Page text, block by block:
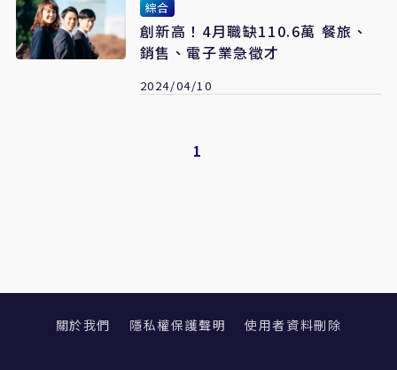
綜合
創新高！4月職缺110.6萬 餐旅、
銷售、電子業急徵才
2024/04/10
1
關於我們 隱私權保護聲明 使用者資料刪除